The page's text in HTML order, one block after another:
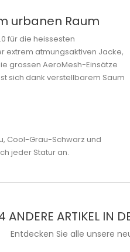
urbanen Raum
für die heissesten
extrem atmungsaktiven Jacke,
grossen AeroMesh-Einsätze
sich dank verstellbarem Saum
Cool-Grau-Schwarz und
jeder Statur an.
ANDERE ARTIKEL IN
Entdecken Sie alle unsere